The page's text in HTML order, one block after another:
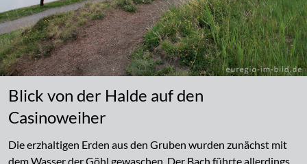
Blick von der Halde auf den
Casinoweiher
Die erzhaltigen Erden aus den Gruben wurden zunächst mit
dem Wasser der Göhl gewaschen. Der Bach führte allerdings